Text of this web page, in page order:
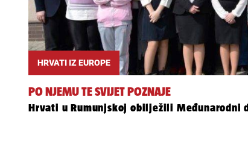
HRVATI IZ EUROPE
PO NJEMU TE SVIJET POZNAJE
Hrvati u Rumunjskoj obilježili Međunarodni